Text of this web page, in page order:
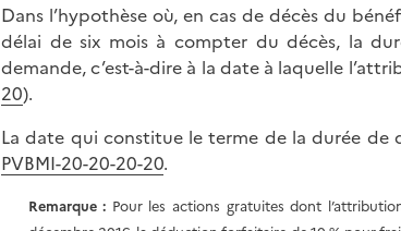
Dans l’hypothèse où, en cas de décès du
délai de six mois à compter du décès, la
demande, c’est-à-dire à la date à laquelle
20).
La date qui constitue le terme de la durée
PVBMI-20-20-20-20.
Remarque : Pour les actions gratuites dont